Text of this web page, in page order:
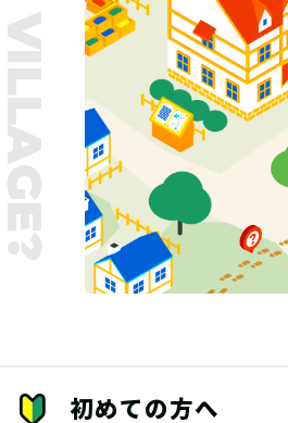
初めての方へ